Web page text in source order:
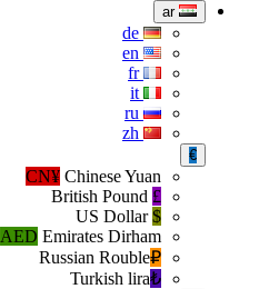
ar
fr
€
CN¥ Chinese Yuan
£
$
US Dollar
AED Emirates Dirham
₽‎
Russian Rouble
₺‎
Turkish lira